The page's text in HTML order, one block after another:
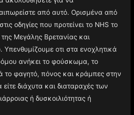
από αυτό. Ορισμένα από
οδηγίες που προτείνει το NHS το
Μεγάλης Βρετανίας και
οτι στα ενοχλητικά
ανήκει το φούσκωμα, το
το φαγητό, πόνος και κράμπες στην
είτε διάχυτα και διαταραχές των
ή δυσκοιλιότητας ή